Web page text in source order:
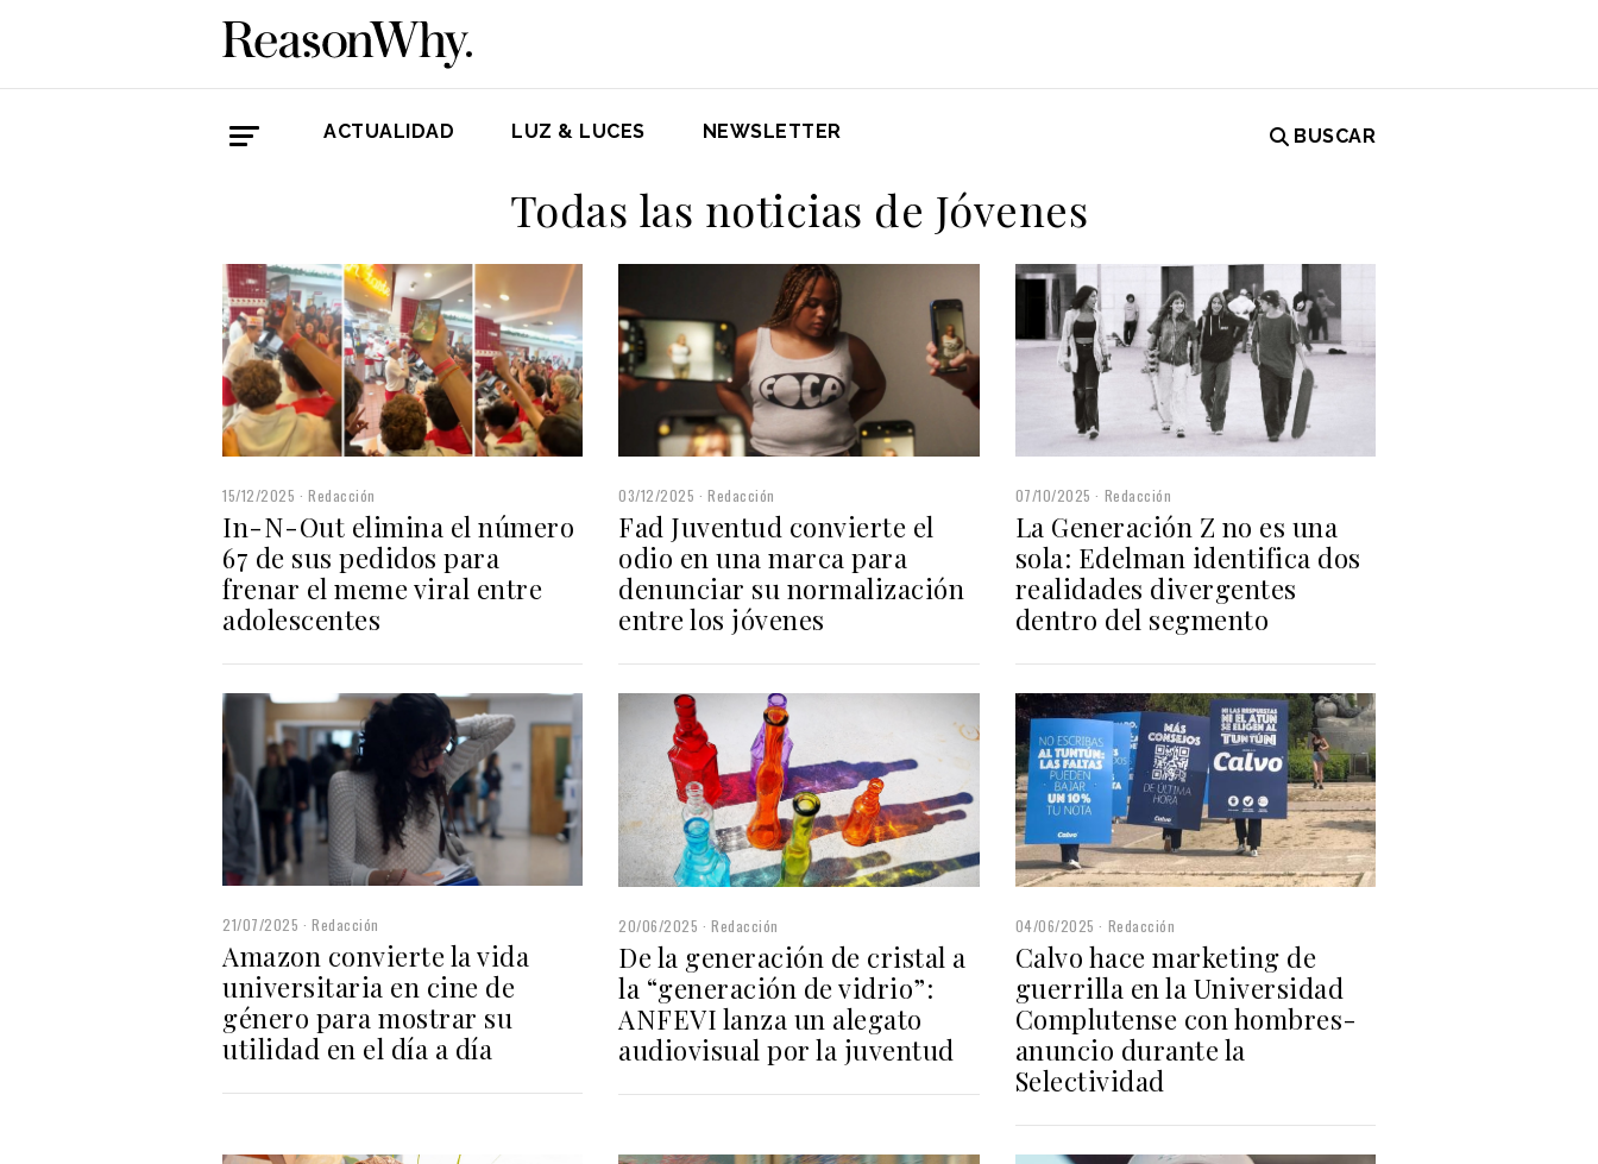
ACTUALIDAD LUZ & LUCES NEWSLETTER BUSCAR
Todas las noticias de Jóvenes
15/12/2025 Redacción
In-N-Out elimina el número
67 de sus pedidos para
frenar el meme viral entre
adolescentes
03/12/2025 Redacción
Fad Juventud convierte el
odio en una marca para
denunciar su normalización
entre los jóvenes
07/10/2025 Redacción
La Generación Z no es una
sola: Edelman identifica dos
realidades divergentes
dentro del segmento
21/07/2025 Redacción
Amazon convierte la vida
universitaria en cine de
género para mostrar su
utilidad en el día a día
20/06/2025 Redacción
De la generación de cristal a
la “generación de vidrio”:
ANFEVI lanza un alegato
audiovisual por la juventud
04/06/2025 Redacción
Calvo hace marketing de
guerrilla en la Universidad
Complutense con hombres-
anuncio durante la
Selectividad